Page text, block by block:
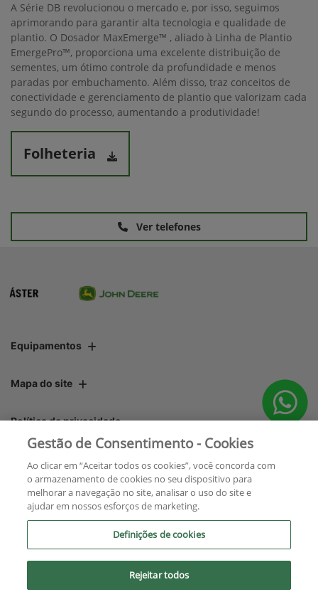
A Série DB revolucionou o mercado e, por isso, seguimos
aprimorando para garantir alta tecnologia e qualidade de
plantio. O Dosador MaxEmerge™ , aliado à Linha de Plantio
EmergePro™, proporciona uma excelente distribuição de
sementes, um ótimo controle da profundidade e menos
paradas por embuchamento. Além disso, traz conceitos de
conectividade e gerenciamento de plantio que valorizam cada
segundo do processo, aumentando a produtividade!
Folheteria
Ver telefones
Equipamentos
Mapa do site
Política de privacidade
Áster Máquinas e Soluções Integradas Ltda.
CNPJ: 06.220.403/0001-22
No trânsito, enxergar o outro
Gestão de Consentimento - Cookies
Ao clicar em “Aceitar todos os cookies”, você concorda com
o armazenamento de cookies no seu dispositivo para
melhorar a navegação no site, analisar o uso do site e
ajudar em nossos esforços de marketing.
Definições de cookies
Rejeitar todos